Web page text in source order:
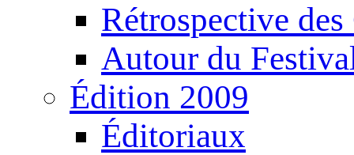
Rétrospective
Autour du
Édition 2009
Éditoriaux